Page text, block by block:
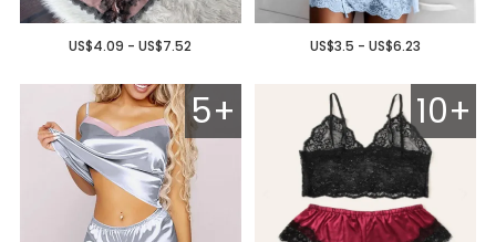
US$3.5 - US$6.23
US$4.09 - US$7.52
10+
5+